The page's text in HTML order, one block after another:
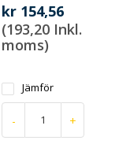
kr 154,56
(193,20 Inkl.
moms)
Jämför
- +